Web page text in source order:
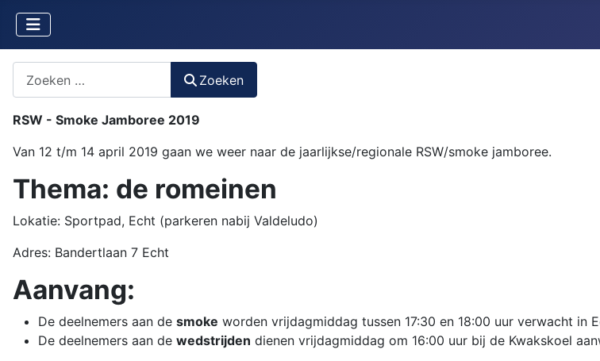
Zoeken
RSW - Smoke Jamboree 2019
Van 12 t/m 14 april 2019 gaan we weer naar de jaarlijkse/regionale RSW/smoke jamboree.
Thema: de romeinen
Lokatie: Sportpad, Echt (parkeren nabij Valdeludo)
Adres: Bandertlaan 7 Echt
Aanvang:
De deelnemers aan de smoke worden vrijdagmiddag tussen 17:30 en 18:00 uur verwacht in
De deelnemers aan de wedstrijden dienen vrijdagmiddag om 16:00 uur bij de Kwakskoel